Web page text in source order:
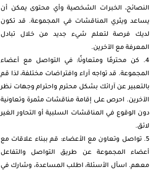
النصائح، الخبرات الشخصية وأي محتوى يمكن أن
يساعد ويثري المناقشات في المجموعة. قد تكون
لديك فرصة لتعلم شيء جديد من خلال تبادل
المعرفة مع الآخرين.
كن محترمًا ومتعاونًا: في التواصل مع أعضاء
المجموعة. قد تواجه آراء وافتراضات مختلفة، لذا قم
بالتعبير عن آرائك بشكل محترم واحترام وجهات نظر
الآخرين. احرص على إقامة مناقشات مثمرة وتعاونية
دون الوقوع في المناقشات السلبية أو التحاور الغير
لائق.
تواصل وتعاون مع الأعضاء: قم ببناء علاقات مع
أعضاء المجموعة عن طريق التواصل والتفاعل
معهم. اسأل الأسئلة، اطلب المساعدة، وشارك في